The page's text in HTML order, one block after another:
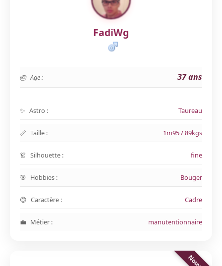
FadiWg
Age : 37 ans
Astro : Taureau
Taille : 1m95 / 89kgs
Silhouette : fine
Hobbies : Bouger
Caractère : Cadre
Métier : manutentionnaire